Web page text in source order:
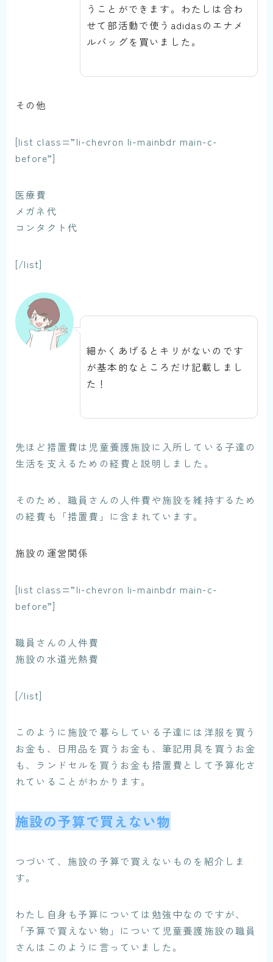
うことができます。わたしは合わ
せて部活動で使うadidasのエナメ
ルバッグを買いました。
その他
[list class=”li-chevron li-mainbdr main-c-
before”]
医療費
メガネ代
コンタクト代
[/list]
細かくあげるとキリがないのです
が基本的なところだけ記載しまし
た！
先ほど措置費は 児童養護施設に入所している子達の
生活を支えるための経費 と説明しました。
そのため、職員さんの人件費や施設を維持するため
の経費も「措置費」に含まれています。
施設の運営関係
[list class=”li-chevron li-mainbdr main-c-
before”]
職員さんの人件費
施設の水道光熱費
[/list]
このように施設で暮らしている子達には 洋服を買う
お金も、日用品を買うお金も、筆記用具を買うお金
も、ランドセルを買うお金も措置費として予算化さ
れている ことがわかります。
施設の予算で買えない物
つづいて、施設の予算で買えないものを紹介しま
す。
わたし自身も予算については勉強中なのですが、
「予算で買えない物」について児童養護施設の職員
さんはこのように言っていました。